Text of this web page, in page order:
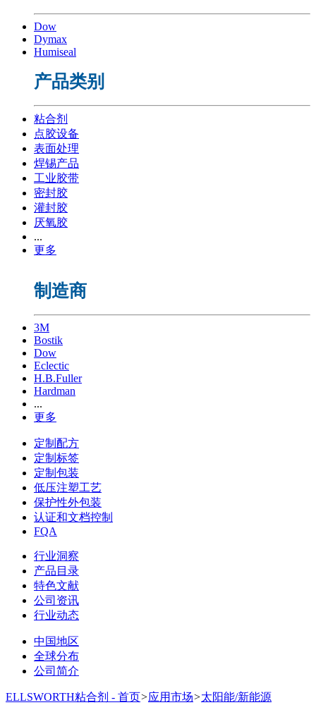
Dow
Dymax
Humiseal
产品类别
粘合剂
点胶设备
表面处理
焊锡产品
工业胶带
密封胶
灌封胶
厌氧胶
...
更多
制造商
3M
Bostik
Dow
Eclectic
H.B.Fuller
Hardman
...
更多
定制配方
定制标签
定制包装
低压注塑工艺
保护性外包装
认证和文档控制
FQA
行业洞察
产品目录
特色文献
公司资讯
行业动态
中国地区
全球分布
公司简介
ELLSWORTH粘合剂 - 首页>应用市场>太阳能/新能源